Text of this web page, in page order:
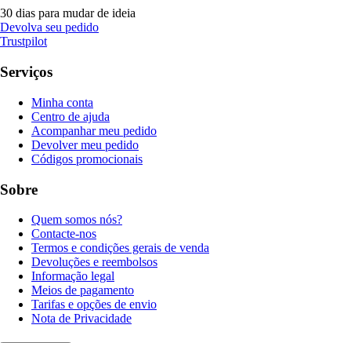
30 dias para mudar de ideia
Devolva seu pedido
Trustpilot
Serviços
Minha conta
Centro de ajuda
Acompanhar meu pedido
Devolver meu pedido
Códigos promocionais
Sobre
Quem somos nós?
Contacte-nos
Termos e condições gerais de venda
Devoluções e reembolsos
Informação legal
Meios de pagamento
Tarifas e opções de envio
Nota de Privacidade